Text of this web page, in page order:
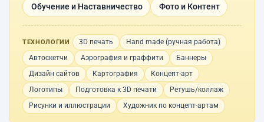
Обучение и Наставничество Фото и Контент
ТЕХНОЛОГИИ 3D печать
Hand made (ручная работа)
Автоскетчи
Аэрография и граффити
Баннеры
Дизайн сайтов
Картография
Концепт-арт
Логотипы
Подготовка к 3D печати
Ретушь/коллаж
Рисунки и иллюстрации
Художник по концепт-артам